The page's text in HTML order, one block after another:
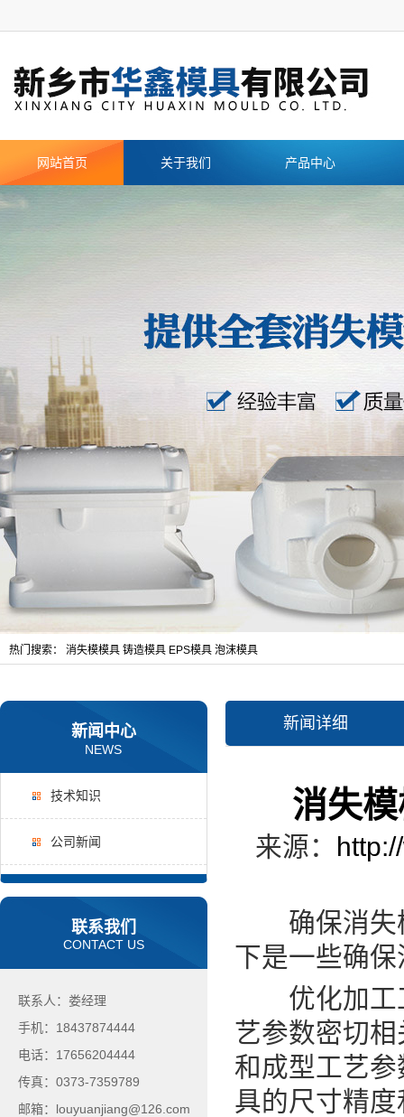
网站首页 关于我们 产品中心
热门搜索： 消失模模具 铸造模具 EPS模具 泡沫模具
新闻中心
NEWS
技术知识
公司新闻
联系我们
CONTACT US
联系人：娄经理
手机：18437874444
电话：17656204444
传真：0373-7359789
邮箱：louyuanjiang@126.com
新闻详细
消失
来源：
确保消失模
下是一些确
优化加工工
艺参数密切
和成型工艺
具的尺寸精